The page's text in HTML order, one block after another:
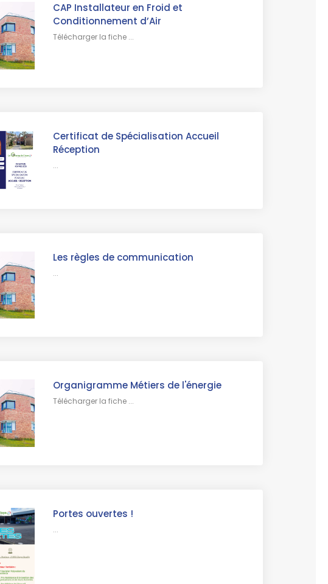
CAP Installateur en Froid et
Conditionnement d’Air
Télécharger la fiche ...
Certificat de Spécialisation Accueil
Réception
...
Les règles de communication
...
Organigramme Métiers de l'énergie
Télécharger la fiche ...
Portes ouvertes !
...